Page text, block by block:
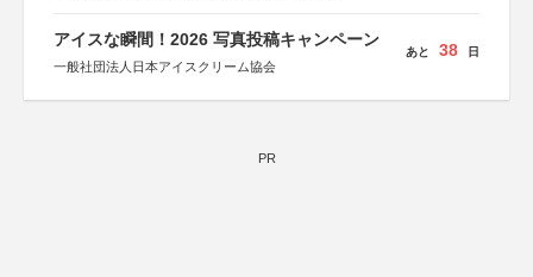
アイスな瞬間！2026 写真投稿キャンペーン
一般社団法人日本アイスクリーム協会
あと 38 日
PR